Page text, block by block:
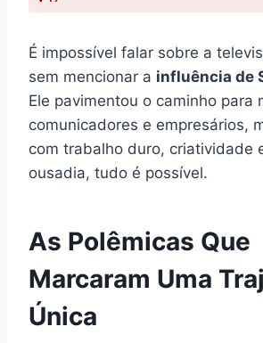
É impossível falar sobre a
sem mencionar a influência de
Ele pavimentou o caminho para
comunicadores e empresários,
com trabalho duro, criatividade
ousadia, tudo é possível.
As Polêmicas Que
Marcaram Uma
Única